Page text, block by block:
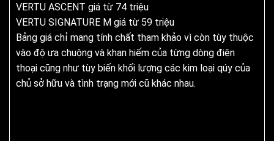
VERTU ASCENT giá từ 74 triệu
VERTU SIGNATURE M giá từ 59 triệu
Bảng giá chỉ mang tính chất tham khảo vì còn tùy thuộc
vào độ ưa chuộng và khan hiếm của từng dòng điện
thoại cũng như tùy biến khối lượng các kim loại qúy của
chủ sở hữu và tình trạng mới cũ khác nhau.